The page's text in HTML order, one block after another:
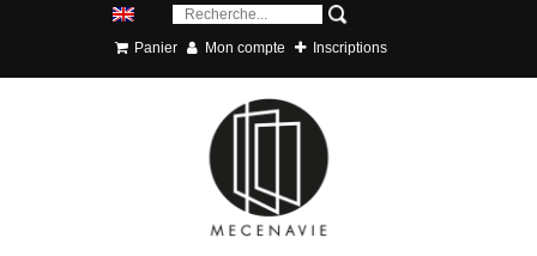
Panier Mon compte Inscriptions